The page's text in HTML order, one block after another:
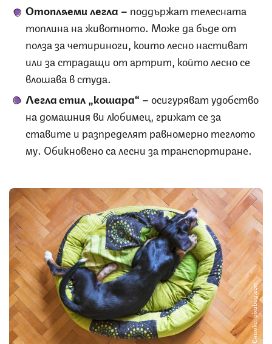
Отопляеми легла – поддържат телесната
топлина на животното. Може да бъде от
полза за четириноги, които лесно настиват
или за страдащи от артрит, който лесно се
влошава в студа.
Легла стил „кошара“ –осигуряват удобство
на домашния ви любимец, грижат се за
ставите и разпределят равномерно теглото
му. Обикновено са лесни за транспортиране.
Снимка: pixabay.com